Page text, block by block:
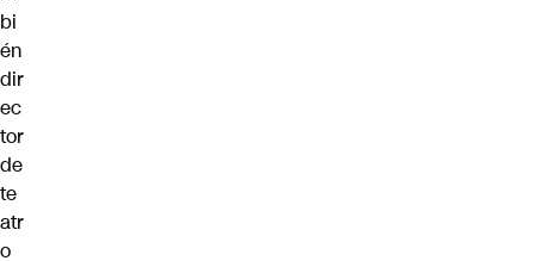
bi
én
dir
ec
tor
de
te
atr
o